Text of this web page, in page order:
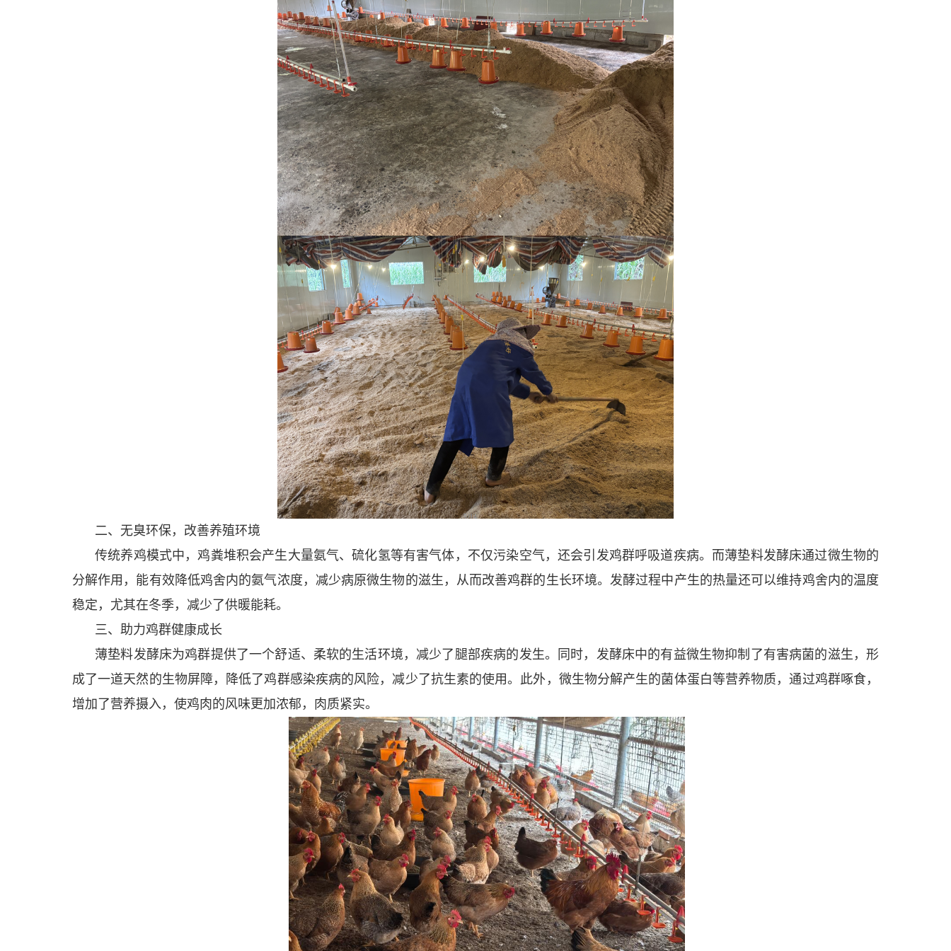
二、无臭环保，改善养殖环境
传统养鸡模式中，鸡粪堆积会产生大量氨气、硫化氢等有害气体，不仅污染空气，还会引发鸡群呼吸道疾病。而薄垫料发酵床通过微生物的
分解作用，能有效降低鸡舍内的氨气浓度，减少病原微生物的滋生，从而改善鸡群的生长环境。发酵过程中产生的热量还可以维持鸡舍内的温度
稳定，尤其在冬季，减少了供暖能耗。
三、助力鸡群健康成长
薄垫料发酵床为鸡群提供了一个舒适、柔软的生活环境，减少了腿部疾病的发生。同时，发酵床中的有益微生物抑制了有害病菌的滋生，形
成了一道天然的生物屏障，降低了鸡群感染疾病的风险，减少了抗生素的使用。此外，微生物分解产生的菌体蛋白等营养物质，通过鸡群啄食，
增加了营养摄入，使鸡肉的风味更加浓郁，肉质紧实。